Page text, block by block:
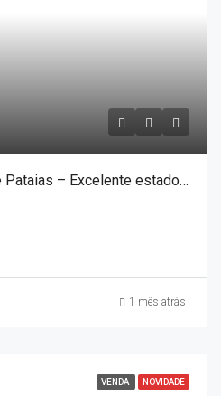
Moradia T2 no centro de Pataias – Excelente estado de conservação
1 mês atrás
VENDA NOVIDADE